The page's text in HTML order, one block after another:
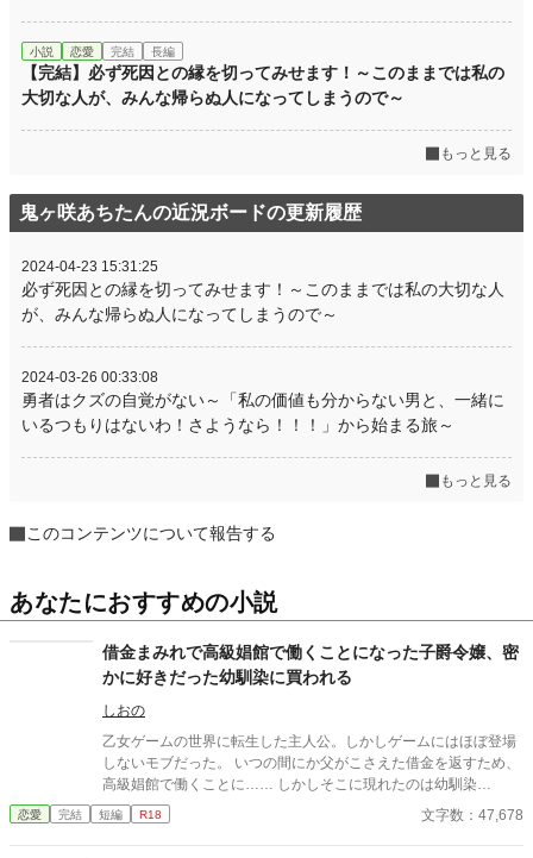
小説 恋愛 完結 長編
【完結】必ず死因との縁を切ってみせます！～このままでは私の
大切な人が、みんな帰らぬ人になってしまうので～
もっと見る
鬼ヶ咲あちたんの近況ボードの更新履歴
2024-04-23 15:31:25
必ず死因との縁を切ってみせます！～このままでは私の大切な人
が、みんな帰らぬ人になってしまうので～
2024-03-26 00:33:08
勇者はクズの自覚がない～「私の価値も分からない男と、一緒に
いるつもりはないわ！さようなら！！！」から始まる旅～
もっと見る
このコンテンツについて報告する
あなたにおすすめの小説
借金まみれで高級娼館で働くことになった子爵令嬢、密
かに好きだった幼馴染に買われる
しおの
乙女ゲームの世界に転生した主人公。しかしゲームにはほぼ登場
しないモブだった。 いつの間にか父がこさえた借金を返すため、
高級娼館で働くことに…… しかしそこに現れたのは幼馴染
で……？
恋愛 完結 短編 R18 文字数：47,678